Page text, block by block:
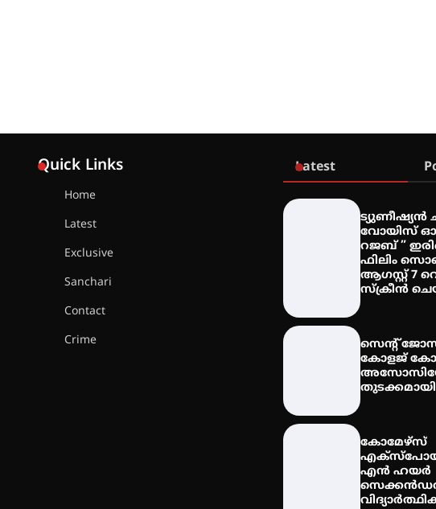
Quick Links
Home
Latest
Exclusive
Sanchari
Contact
Crime
Latest
ട്യുണീഷ്യൻ
വോയിസ്
റജബ് ”
ഫിലിം
ആഗസ്റ്റ് 7
സ്‌ക്രീൻ
സെന്റ്
കോളജ്
തുടക്കമായി
കോമേഴ്സ്
എൻ ഹയർ